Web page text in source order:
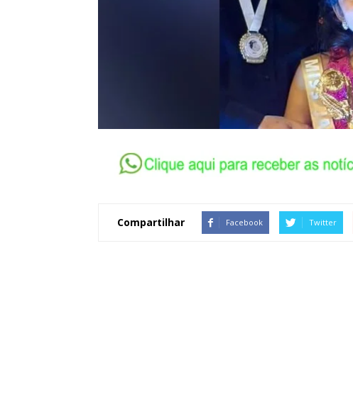
Compartilhar Facebook Twitter